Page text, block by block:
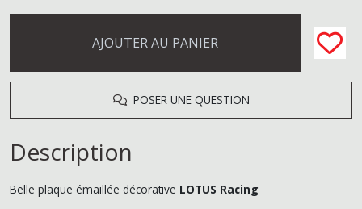
AJOUTER AU PANIER
POSER UNE QUESTION
Description
Belle plaque émaillée décorative LOTUS Racing